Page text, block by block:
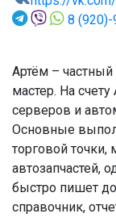
8
Артём –
мастер. На
серверов и
Основные
торговой точки,
автозапчастей,
быстро пишет
справочник,